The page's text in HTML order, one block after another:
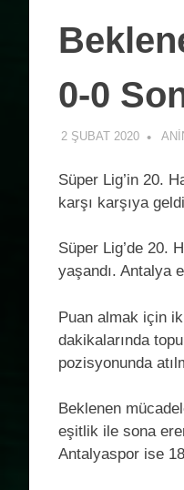
0-0
2 ŞUBAT 2020
Süper Lig’in 20.
karşı karşıya
Süper Lig’de 20.
yaşandı. Antalya
Puan almak için
dakikalarında
pozisyonunda
Beklenen
eşitlik ile sona
Antalyaspor ise